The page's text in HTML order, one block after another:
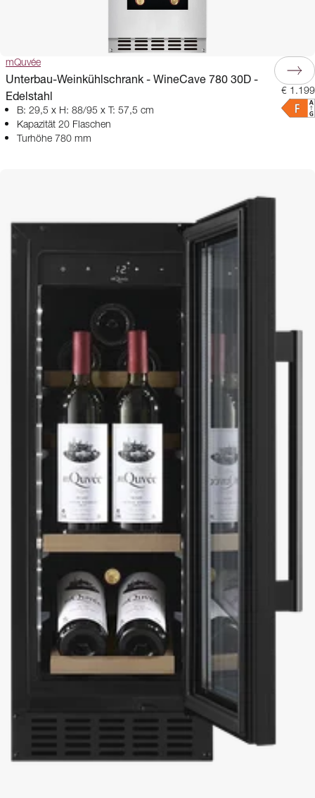
mQuvée
Unterbau-Weinkühlschrank - WineCave 780 30D -
Edelstahl
B: 29,5 x H: 88/95 x T: 57,5 cm
Kapazität 20 Flaschen
Turhöhe 780 mm
€ 1.199